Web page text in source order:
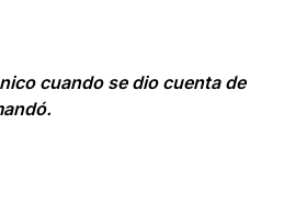
cuando se dio cuenta de